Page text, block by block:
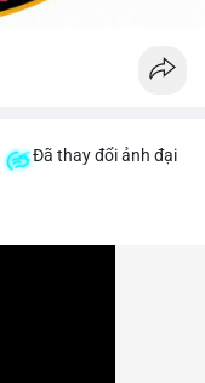
Đã thay đổi ảnh đại